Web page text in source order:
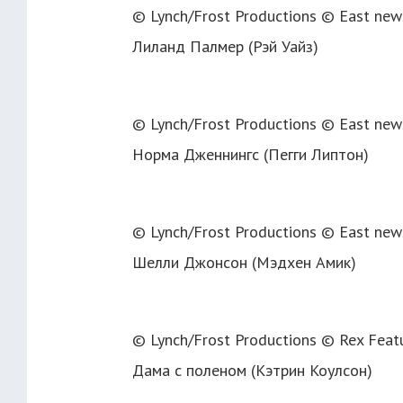
© Lynch/Frost Productions © East
Лиланд Палмер (Рэй Уайз)
© Lynch/Frost Productions © East
Норма Дженнингс (Пегги Липтон)
© Lynch/Frost Productions © East
Шелли Джонсон (Мэдхен Амик)
© Lynch/Frost Productions © Rex
Дама с поленом (Кэтрин Коулсон)